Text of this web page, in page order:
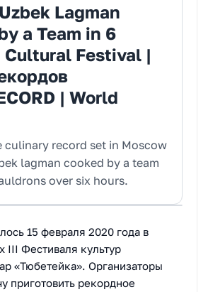
Lagman
a Team in 6
Cultural Festival |
| World
culinary record set in Moscow
lagman cooked by a team
over six hours.
15 февраля 2020 года в
III Фестиваля культур
«Тюбетейка». Организаторы
приготовить рекордное